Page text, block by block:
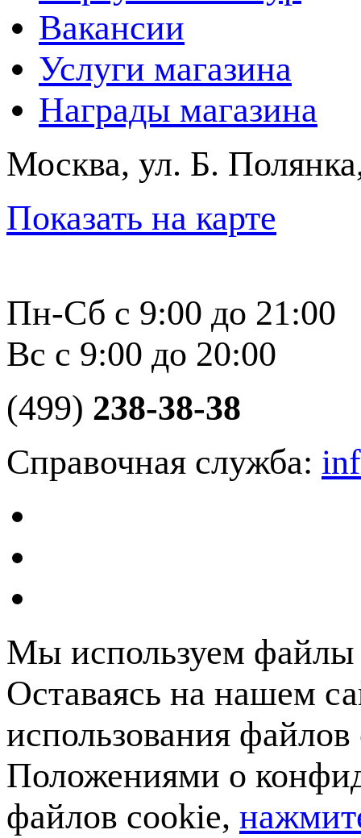
Вакансии
Услуги магазина
Награды магазина
Москва, ул. Б.
Показать на карте
Пн-Сб с 9:00 до 21:00
Вс с 9:00 до 20:00
(499) 238-38-38
Справочная служба:
Мы используем файлы
Оставаясь на нашем
использования
Положениями о
файлов cookie,